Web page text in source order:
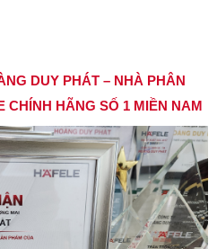
DUY PHÁT – NHÀ PHÂN
CHÍNH HÃNG SỐ 1 MIỀN NAM